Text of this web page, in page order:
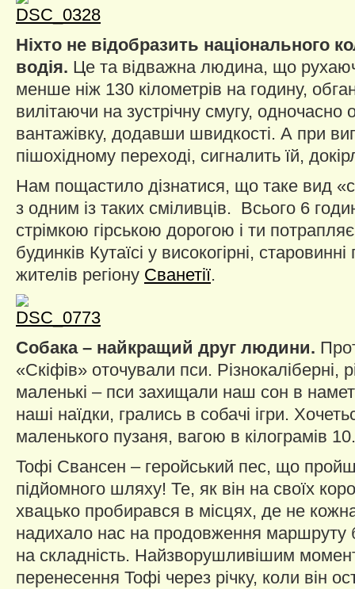
Ніхто не відобразить національного
водія. Це та відважна людина, що
менше ніж 130 кілометрів на годину,
вилітаючи на зустрічну смугу, одночасно
вантажівку, додавши швидкості. А при
пішохідному переході, сигналить їй,
Нам пощастило дізнатися, що таке вид
з одним із таких сміливців. Всього 6
стрімкою гірською дорогою і ти
будинків Кутаїсі у високогірні,
жителів регіону Сванетії.
Собака – найкращий друг людини.
«Скіфів» оточували пси. Різнокаліберні,
маленькі – пси захищали наш сон в
наші наїдки, грались в собачі ігри.
маленького пузаня, вагою в кілограмів 10.
Тофі Свансен – геройський пес, що
підйомного шляху! Те, як він на своїх
хвацько пробирався в місцях, де не
надихало нас на продовження маршруту
на складність. Найзворушливішим
перенесення Тофі через річку, коли він